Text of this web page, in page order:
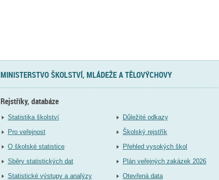
MINISTERSTVO ŠKOLSTVÍ, MLÁDEŽE A TĚLOVÝCHOVY
Rejstříky, databáze
Statistika školství
Pro veřejnost
O školské statistice
Sběry statistických dat
Statistické výstupy a analýzy
Důležité odkazy
Školský rejstřík
Přehled vysokých škol
Plán veřejných zakázek 2026
Otevřená data